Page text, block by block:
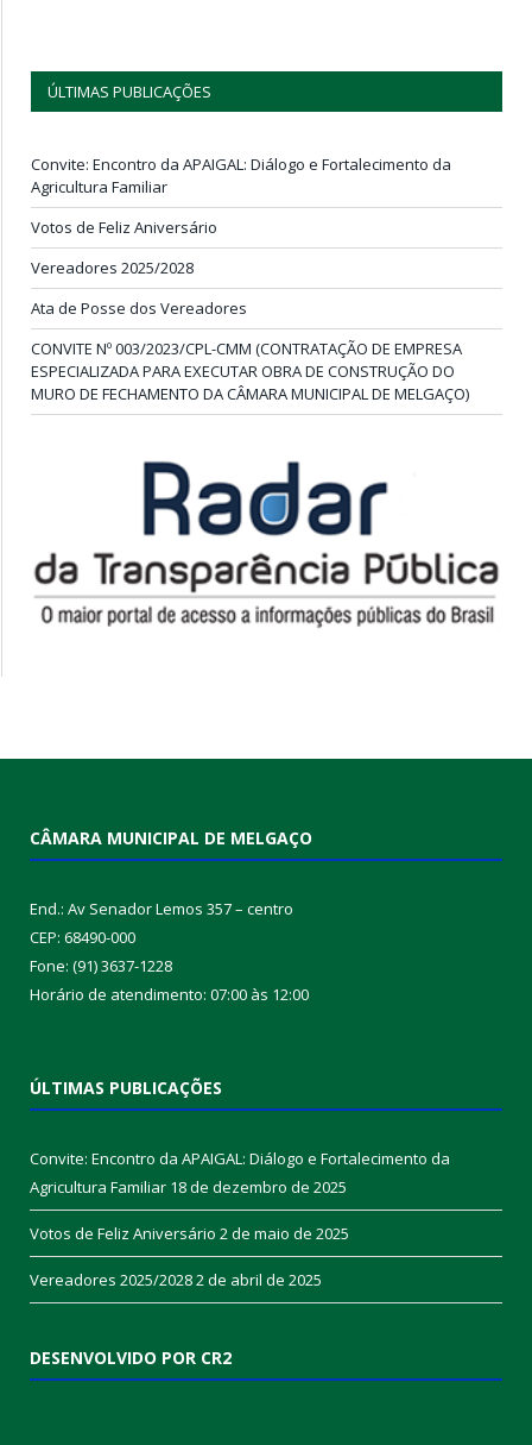
ÚLTIMAS PUBLICAÇÕES
Convite: Encontro da APAIGAL: Diálogo e Fortalecimento da
Agricultura Familiar
Votos de Feliz Aniversário
Vereadores 2025/2028
Ata de Posse dos Vereadores
CONVITE Nº 003/2023/CPL-CMM (CONTRATAÇÃO DE EMPRESA
ESPECIALIZADA PARA EXECUTAR OBRA DE CONSTRUÇÃO DO
MURO DE FECHAMENTO DA CÂMARA MUNICIPAL DE MELGAÇO)
CÂMARA MUNICIPAL DE MELGAÇO
End.: Av Senador Lemos 357 – centro
CEP: 68490-000
Fone: (91) 3637-1228
Horário de atendimento: 07:00 às 12:00
ÚLTIMAS PUBLICAÇÕES
Convite: Encontro da APAIGAL: Diálogo e Fortalecimento da
Agricultura Familiar 18 de dezembro de 2025
Votos de Feliz Aniversário 2 de maio de 2025
Vereadores 2025/20282 de abril de 2025
DESENVOLVIDO POR CR2